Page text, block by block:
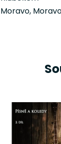
Moravo,